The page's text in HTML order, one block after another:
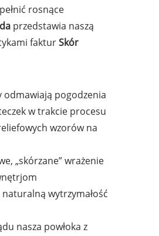
rosnące
przedstawia naszą
fakturSkór
odmawiają pogodzenia
w trakcie procesu
wzorów na
„skórzane” wrażenie
wytrzymałość
nasza powłoka z